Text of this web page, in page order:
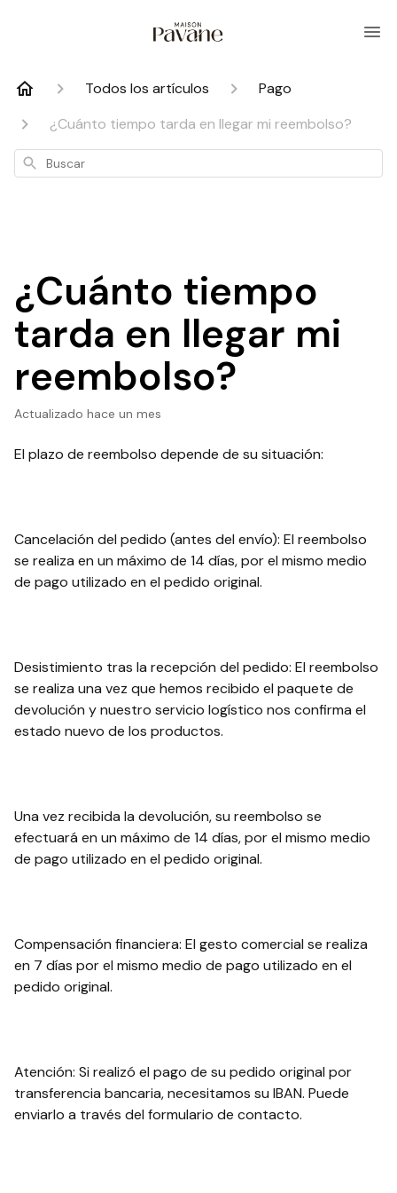
Todos los artículos
Pago
¿Cuánto tiempo tarda en llegar mi reembolso?
Buscar
¿Cuánto tiempo
tarda en llegar mi
reembolso?
Actualizado hace un mes
El plazo de reembolso depende de su situación:
Cancelación del pedido (antes del envío): El reembolso
se realiza en un máximo de 14 días, por el mismo medio
de pago utilizado en el pedido original.
Desistimiento tras la recepción del pedido: El reembolso
se realiza una vez que hemos recibido el paquete de
devolución y nuestro servicio logístico nos confirma el
estado nuevo de los productos.
Una vez recibida la devolución, su reembolso se
efectuará en un máximo de 14 días, por el mismo medio
de pago utilizado en el pedido original.
Compensación financiera: El gesto comercial se realiza
en 7 días por el mismo medio de pago utilizado en el
pedido original.
Atención: Si realizó el pago de su pedido original por
transferencia bancaria, necesitamos su IBAN. Puede
enviarlo a través del formulario de contacto.